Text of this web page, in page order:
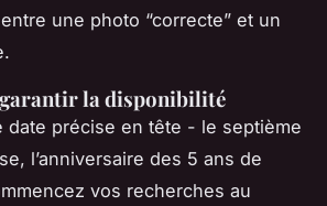
une photo “correcte” et un
la disponibilité
date précise en tête - le septième
l’anniversaire des 5 ans de
vos recherches au